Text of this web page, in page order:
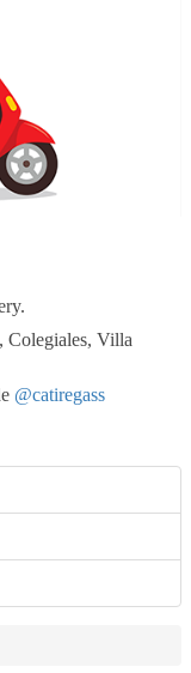
Colegiales, Villa
@catiregass